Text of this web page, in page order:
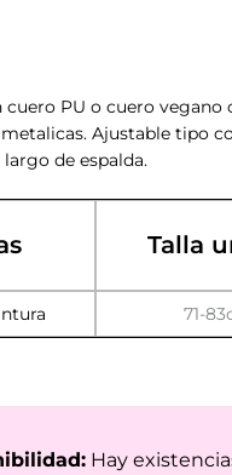
cuero PU o cuero vegano
Ajustable tipo
de espalda.
Talla
71-
Hay